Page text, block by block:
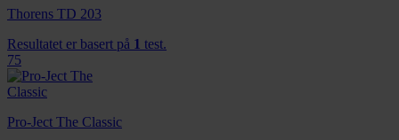
Thorens TD 203
Resultatet er basert på 1 test.
75
Pro-Ject The Classic